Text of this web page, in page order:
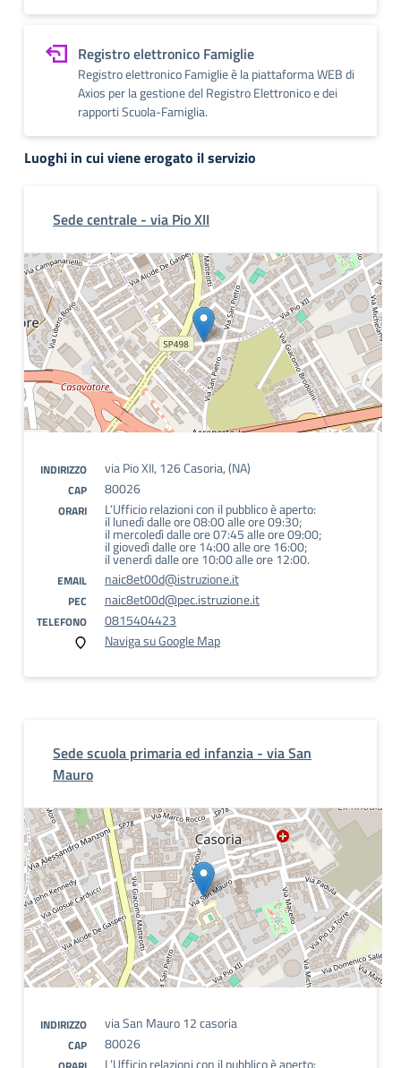
Registro elettronico Famiglie
Registro elettronico Famiglie è la piattaforma WEB di
Axios per la gestione del Registro Elettronico e dei
rapporti Scuola-Famiglia.
Luoghi in cui viene erogato il servizio
Sede centrale - via Pio XII
INDIRIZZO via Pio XII, 126 Casoria, (NA)
CAP 80026
ORARI L’Ufficio relazioni con il pubblico è aperto:
il lunedì dalle ore 08:00 alle ore 09:30;
il mercoledì dalle ore 07:45 alle ore 09:00;
il giovedì dalle ore 14:00 alle ore 16:00;
il venerdì dalle ore 10:00 alle ore 12:00.
EMAIL naic8et00d@istruzione.it
PEC naic8et00d@pec.istruzione.it
TELEFONO
0815404423
Naviga su Google Map
Sede scuola primaria ed infanzia - via San
Mauro
INDIRIZZO via San Mauro 12 casoria
CAP 80026
L’Ufficio relazioni con il pubblico è aperto: